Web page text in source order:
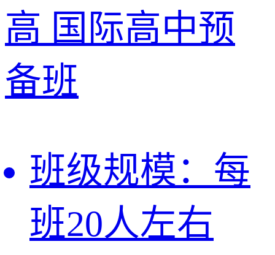
高 国际高中预
备班
班级规模： 每
班20人左右